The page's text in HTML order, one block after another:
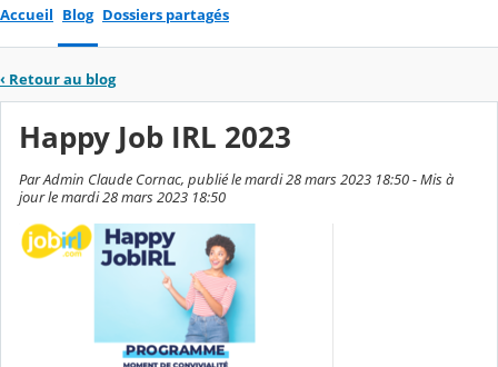
Accueil Blog Dossiers partagés
‹ Retour au blog
Happy Job IRL 2023
Par Admin Claude Cornac, publié le mardi 28 mars 2023 18:50 - Mis à
jour le mardi 28 mars 2023 18:50